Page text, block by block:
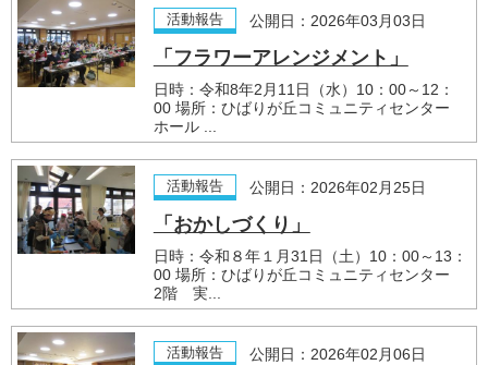
活動報告 公開日：2026年03月03日
「フラワーアレンジメント」
日時：令和8年2月11日（水）10：00～12：
00 場所：ひばりが丘コミュニティセンター
ホール ...
活動報告 公開日：2026年02月25日
「おかしづくり」
日時：令和８年１月31日（土）10：00～13：
00 場所：ひばりが丘コミュニティセンター
2階 実...
活動報告 公開日：2026年02月06日